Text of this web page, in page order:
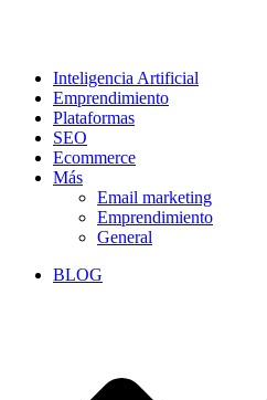
Inteligencia Artificial
Emprendimiento
Plataformas
SEO
Ecommerce
Más
Email marketing
Emprendimiento
General
BLOG